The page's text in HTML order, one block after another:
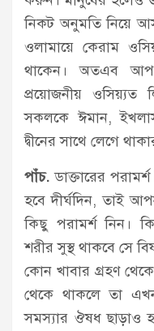
নিকট অনুমতি নিয়ে
ওলামায়ে কেরাম
থাকেন। অতএব
প্রয়োজনীয় ওসিয়্যত
সকলকে ঈমান,
দ্বীনের সাথে লেগে
পাঁচ. ডাক্তারের
হবে দীর্ঘদিন, তাই
কিছু পরামর্শ নিন।
শরীর সুস্থ থাকবে সে
কোন খাবার গ্রহণ
থেকে থাকলে তা
সমস্যার ঔষধ ছাড়াও